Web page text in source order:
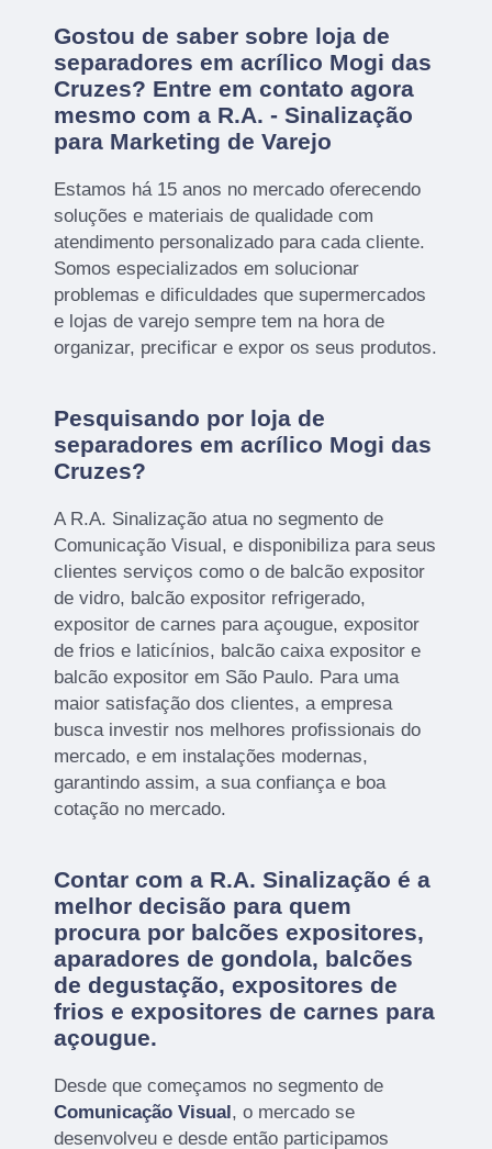
Gostou de saber sobre loja de
separadores em acrílico Mogi das
Cruzes? Entre em contato agora
mesmo com a R.A. - Sinalização
para Marketing de Varejo
Estamos há 15 anos no mercado oferecendo
soluções e materiais de qualidade com
atendimento personalizado para cada cliente.
Somos especializados em solucionar
problemas e dificuldades que supermercados
e lojas de varejo sempre tem na hora de
organizar, precificar e expor os seus produtos.
Pesquisando por loja de
separadores em acrílico Mogi das
Cruzes?
A R.A. Sinalização atua no segmento de
Comunicação Visual, e disponibiliza para seus
clientes serviços como o de balcão expositor
de vidro, balcão expositor refrigerado,
expositor de carnes para açougue, expositor
de frios e laticínios, balcão caixa expositor e
balcão expositor em São Paulo. Para uma
maior satisfação dos clientes, a empresa
busca investir nos melhores profissionais do
mercado, e em instalações modernas,
garantindo assim, a sua confiança e boa
cotação no mercado.
Contar com a R.A. Sinalização é a
melhor decisão para quem
procura por balcões expositores,
aparadores de gondola, balcões
de degustação, expositores de
frios e expositores de carnes para
açougue.
Desde que começamos no segmento de
Comunicação Visual, o mercado se
desenvolveu e desde então participamos